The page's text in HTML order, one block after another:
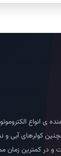
ی انواع
کولرهای آبی و
و در کمترین زمان